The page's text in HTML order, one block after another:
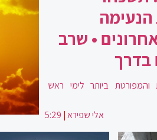
• שרב
בדרך
והמפורטת ביותר לימי ראש
אלי שפירא|
5:29